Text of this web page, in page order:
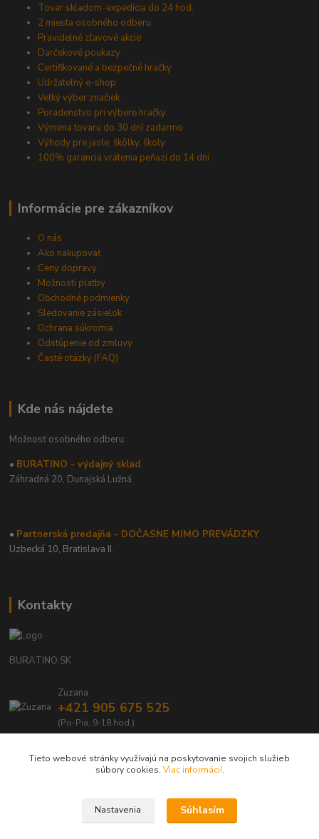
Tovar skladom-expedícia do 24 hod.
2 miesta osobného odberu
Pravidelné zľavové akcie
Darčekové poukazy
Certifikované a bezpečné hračky
Udržateľný e-shop
Veľký výber značiek
Poradenstvo pri výbere hračky
Výmena tovaru do 30 dní zadarmo
Výhody pre jasle, škôlky, školy
100% garancia vrátenia peňazí do 14 dní
Informácie pre zákazníkov
O nás
Ako nakupovať
Ceny dopravy
Možnosti platby
Obchodné podmienky
Sledovanie zásielok
Ochrana súkromia
Odstúpenie od zmluvy
Časté otázky (FAQ)
Kde nás nájdete
Možnosť osobného odberu:
• BURATINO - výdajný sklad
Záhradná 20, Dunajská Lužná
• Partnerská predajňa - DOČASNE MIMO PREVÁDZKY
Uzbecká 10, Bratislava II.
Kontakty
BURATINO.SK
Zuzana
+421 905 675 525
(Po-Pia, 9-18 hod.)
Tieto webové stránky využívajú na poskytovanie svojich služieb
súbory cookies. Viac informácií.
Nastavenia Súhlasím